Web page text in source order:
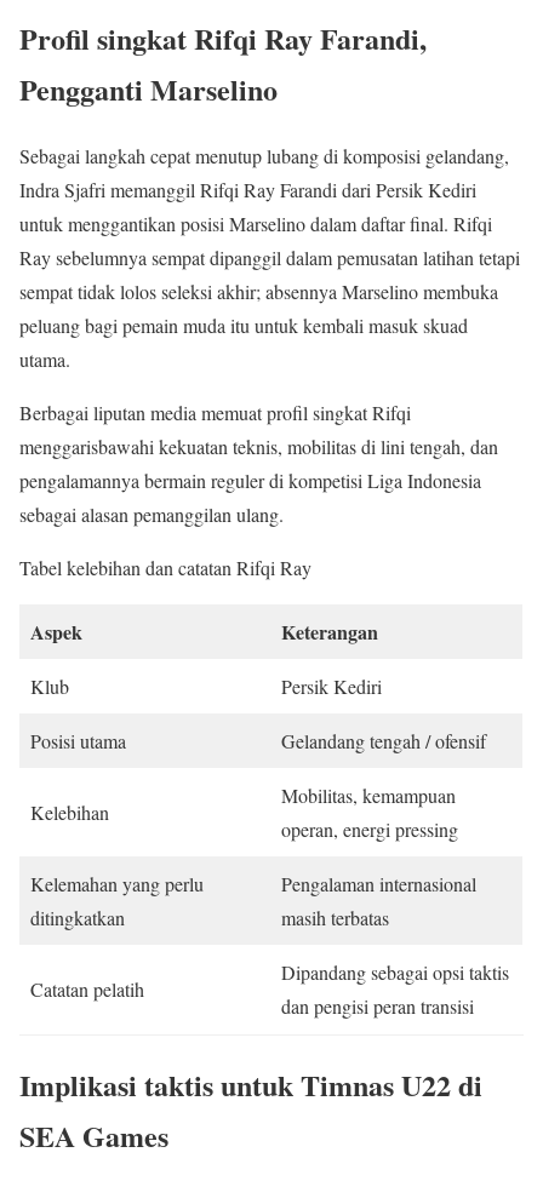
Profil singkat Rifqi Ray Farandi,
Pengganti Marselino
Sebagai langkah cepat menutup lubang di komposisi gelandang,
Indra Sjafri memanggil Rifqi Ray Farandi dari Persik Kediri
untuk menggantikan posisi Marselino dalam daftar final. Rifqi
Ray sebelumnya sempat dipanggil dalam pemusatan latihan tetapi
sempat tidak lolos seleksi akhir; absennya Marselino membuka
peluang bagi pemain muda itu untuk kembali masuk skuad
utama.
Berbagai liputan media memuat profil singkat Rifqi
menggarisbawahi kekuatan teknis, mobilitas di lini tengah, dan
pengalamannya bermain reguler di kompetisi Liga Indonesia
sebagai alasan pemanggilan ulang.
Tabel kelebihan dan catatan Rifqi Ray
Aspek Keterangan
Klub Persik Kediri
Posisi utama Gelandang tengah / ofensif
Kelebihan
Mobilitas, kemampuan
operan, energi pressing
Kelemahan yang perlu
ditingkatkan
Pengalaman internasional
masih terbatas
Catatan pelatih
Dipandang sebagai opsi taktis
dan pengisi peran transisi
Implikasi taktis untuk Timnas U22 di
SEA Games